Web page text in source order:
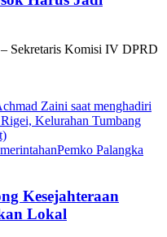
Sekretaris Komisi IV DPRD
Pemko Palangka
Kesejahteraan
Lokal